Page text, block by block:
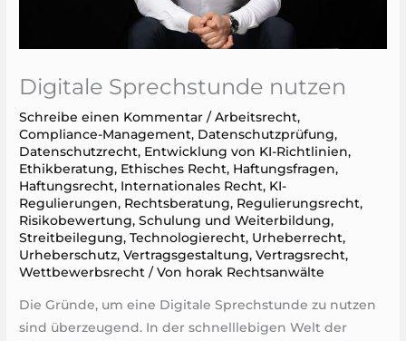
Digitale Sprechstunde nutzen
Schreibe einen Kommentar /Arbeitsrecht,
Compliance-Management, Datenschutzprüfung,
Datenschutz​recht, Entwicklung von KI-Richtlinien,
Ethikberatung, Ethisches Recht, Haftungsfragen,
Haftungsrecht, Internationales Recht, KI-
Regulierungen, Rechtsberatung, Regulierungsrecht,
Risikobewertung,Schulung und Weiterbildung,
Streitbeilegung,Technologierecht, Urheberrecht,
Urheberschutz,Vertragsgestaltung,Vertragsrecht,
Wettbewerbsrecht / Von horak Rechtsanwälte
Die Gründe, um eine Digitale Sprechstunde zu nutzen
sind überzeugend. In der schnelllebigen Welt der